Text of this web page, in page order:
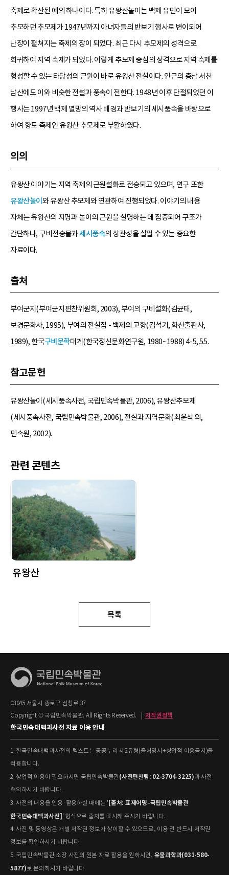
축제로 확산된 예의 하나이다. 특히 유왕산놀이는 백제 유민이 모여
추모하던 추모제가 1947년까지 아녀자들의 반보기 행사로 변이되어
난장이 펼쳐지는 축제의 장이 되었다. 최근 다시 추모제의 성격으로
회귀하여 지역 축제가 되었다. 이렇게 추모제 중심의 성격으로 지역 축제를
형성할 수 있는 타당성의 근원이 바로 유왕산 전설이다. 인근의 충남 서천
남산에도 이와 비슷한 전설과 풍속이 전한다. 1948년 이후 단절되었던 이
행사는 1997년 백제 멸망의 역사 배경과 반보기의 세시풍속을 바탕으로
하여 향토 축제인 유왕산 추모제로 부활하였다.
의의
유왕산 이야기는 지역 축제의 근원설화로 전승되고 있으며, 연구 또한
유왕산놀이와 유왕산 추모제와 연관하여 진행되었다. 이야기의 내용
자체는 유왕산의 지명과 놀이의 근원을 설명하는 데 집중되어 구조가
간단하나, 구비전승물과세시풍속의 상관성을 살필 수 있는 중요한
자료이다.
출처
부여군지(부여군지편찬위원회, 2003), 부여의 구비설화(김균태,
보경문화사, 1995), 부여의 전설집 - 백제의 고향(김석기, 화산출판사,
1989), 한국구비문학대계(한국정신문화연구원, 1980~1988) 4-5, 55.
참고문헌
유왕산놀이(세시풍속사전, 국립민속박물관, 2006), 유왕산추모제
(세시풍속사전, 국립민속박물관, 2006), 전설과 지역문화(최운식 외,
민속원, 2002).
관련 콘텐츠
유왕산
목록
03045 서울시 종로구 삼청로 37
Copyright © 국립민속박물관. All Rights Reserved.
저작권정책
한국민속대백과사전 자료 이용 안내
1. 한국민속대백과사전의 텍스트는 공공누리 제2유형(출처명시+상업적 이용금지)을
적용합니다.
2. 상업적 이용이 필요하시면 국립민속박물관(사전편찬팀: 02-3704-3225)과 사전
협의하시기 바랍니다.
3. 사전의 내용을 인용·활용하실 때에는 ' [출처: 표제어명–국립민속박물관
한국민속대백과사전] ' 형식으로 출처를 표시해 주시기 바랍니다.
4. 사진 및 동영상은 개별 저작권 정보가 상이할 수 있으므로, 이용 전 반드시 저작권
정보를 확인하시기 바랍니다.
5. 국립민속박물관 소장 사진의 원본 자료 활용을 원하시면, 유물과학과(031-580-
5877)로 문의하시기 바랍니다.